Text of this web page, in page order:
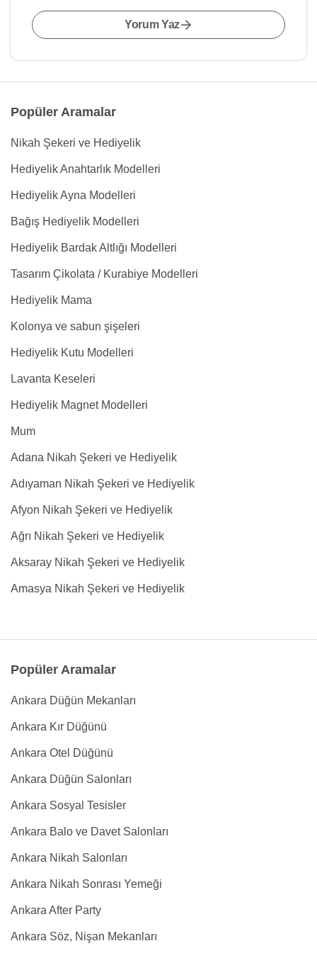
Yorum Yaz
Popüler Aramalar
Nikah Şekeri ve Hediyelik
Hediyelik Anahtarlık Modelleri
Hediyelik Ayna Modelleri
Bağış Hediyelik Modelleri
Hediyelik Bardak Altlığı Modelleri
Tasarım Çikolata / Kurabiye Modelleri
Hediyelik Mama
Kolonya ve sabun şişeleri
Hediyelik Kutu Modelleri
Lavanta Keseleri
Hediyelik Magnet Modelleri
Mum
Adana Nikah Şekeri ve Hediyelik
Adıyaman Nikah Şekeri ve Hediyelik
Afyon Nikah Şekeri ve Hediyelik
Ağrı Nikah Şekeri ve Hediyelik
Aksaray Nikah Şekeri ve Hediyelik
Amasya Nikah Şekeri ve Hediyelik
Popüler Aramalar
Ankara Düğün Mekanları
Ankara Kır Düğünü
Ankara Otel Düğünü
Ankara Düğün Salonları
Ankara Sosyal Tesisler
Ankara Balo ve Davet Salonları
Ankara Nikah Salonları
Ankara Nikah Sonrası Yemeği
Ankara After Party
Ankara Söz, Nişan Mekanları